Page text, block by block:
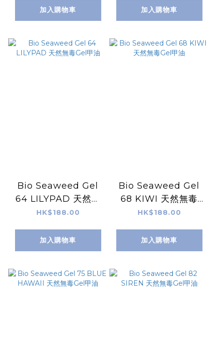
加入購物車 加入購物車
Bio Seaweed Gel
64 LILYPAD 天然無
毒Gel甲油
HK$188.00
加入購物車
Bio Seaweed Gel
68 KIWI 天然無毒
Gel甲油
HK$188.00
加入購物車